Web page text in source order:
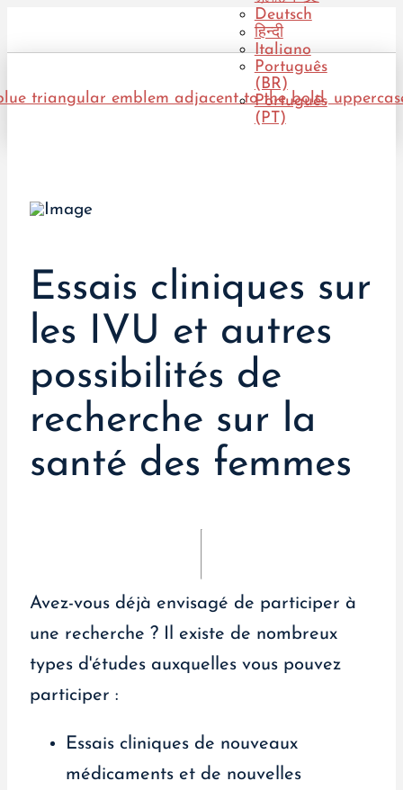
Deutsch
हिन्दी
Italiano
Português
(BR)
Português
(PT)
Essais cliniques sur
les IVU et autres
possibilités de
recherche sur la
santé des femmes
Avez-vous déjà envisagé de participer à
une recherche ? Il existe de nombreux
types d'études auxquelles vous pouvez
participer :
Essais cliniques de nouveaux
médicaments et de nouvelles